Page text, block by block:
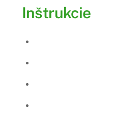
Inštrukcie